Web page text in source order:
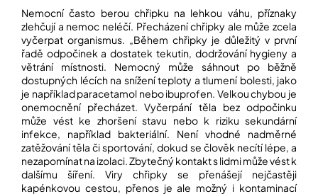
Nemocní často berou chřipku na lehkou váhu, příznaky
zlehčují a nemoc neléčí. Přecházení chřipky ale může zcela
vyčerpat organismus. „Během chřipky je důležitý v první
řadě odpočinek a dostatek tekutin, dodržování hygieny a
větrání místnosti. Nemocný může sáhnout po běžně
dostupných lécích na snížení teploty a tlumení bolesti, jako
je například paracetamol nebo ibuprofen. Velkou chybou je
onemocnění přecházet. Vyčerpání těla bez odpočinku
může vést ke zhoršení stavu nebo k riziku sekundární
infekce, například bakteriální. Není vhodné nadměrné
zatěžování těla či sportování, dokud se člověk necítí lépe, a
nezapomínat na izolaci. Zbytečný kontakt s lidmi může vést k
dalšímu šíření. Viry chřipky se přenášejí nejčastěji
kapénkovou cestou, přenos je ale možný i kontaminací